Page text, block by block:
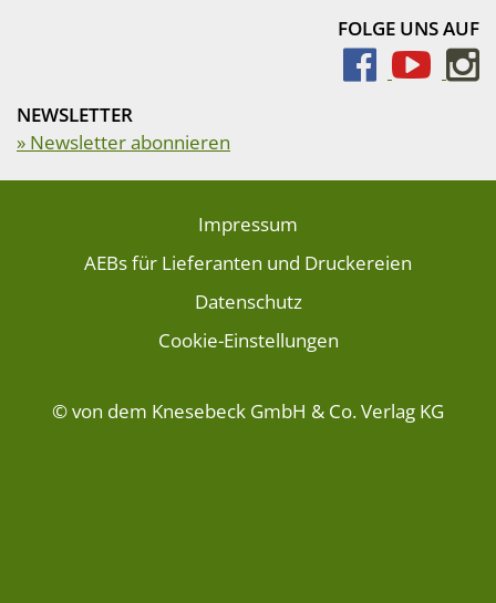
FOLGE UNS AUF
NEWSLETTER
» Newsletter abonnieren
Impressum
AEBs für Lieferanten und Druckereien
Datenschutz
Cookie-Einstellungen
© von dem Knesebeck GmbH & Co. Verlag KG